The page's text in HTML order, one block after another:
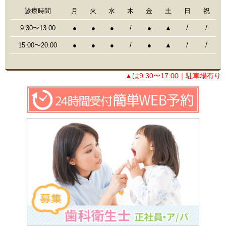
診療時間 月 火 水 木 金 土 日 祝
9:30〜13:00 ● ● ● / ● ▲ / /
15:00〜20:00 ● ● ● / ● ▲ / /
▲は9:30〜17:00｜駐車場有り